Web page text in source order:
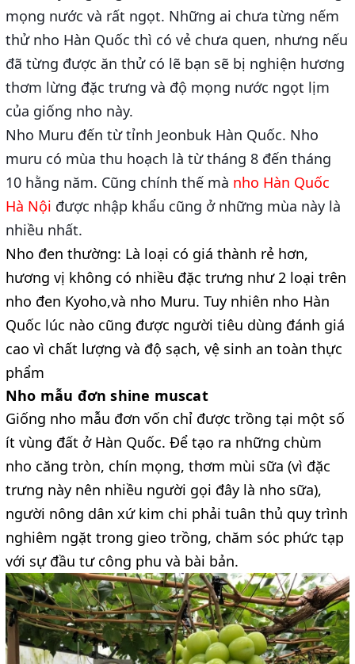
mọng nước và rất ngọt. Những ai chưa từng nếm
thử nho Hàn Quốc thì có vẻ chưa quen, nhưng nếu
đã từng được ăn thử có lẽ bạn sẽ bị nghiện hương
thơm lừng đặc trưng và độ mọng nước ngọt lịm
của giống nho này.
Nho Muru đến từ tỉnh Jeonbuk Hàn Quốc. Nho
muru có mùa thu hoạch là từ tháng 8 đến tháng
10 hằng năm. Cũng chính thế mà nho Hàn Quốc
Hà Nội được nhập khẩu cũng ở những mùa này là
nhiều nhất.
Nho đen thường: Là loại có giá thành rẻ hơn,
hương vị không có nhiều đặc trưng như 2 loại trên
nho đen Kyoho,và nho Muru. Tuy nhiên nho Hàn
Quốc lúc nào cũng được người tiêu dùng đánh giá
cao vì chất lượng và độ sạch, vệ sinh an toàn thực
phẩm
Nho mẫu đơn shine muscat
Giống nho mẫu đơn vốn chỉ được trồng tại một số
ít vùng đất ở Hàn Quốc. Để tạo ra những chùm
nho căng tròn, chín mọng, thơm mùi sữa (vì đặc
trưng này nên nhiều người gọi đây là nho sữa),
người nông dân xứ kim chi phải tuân thủ quy trình
nghiêm ngặt trong gieo trồng, chăm sóc phức tạp
với sự đầu tư công phu và bài bản.